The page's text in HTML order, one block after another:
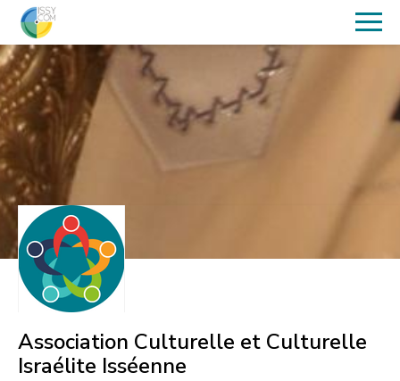
Association Culturelle et Culturelle
Israélite Isséenne